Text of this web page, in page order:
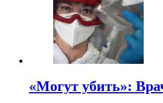
«Могут убить»: